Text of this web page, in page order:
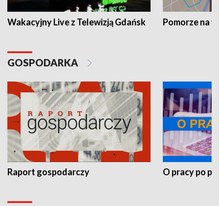
Wakacyjny Live z Telewizją Gdańsk Pomorze na
GOSPODARKA
Raport gospodarczy O pracy po